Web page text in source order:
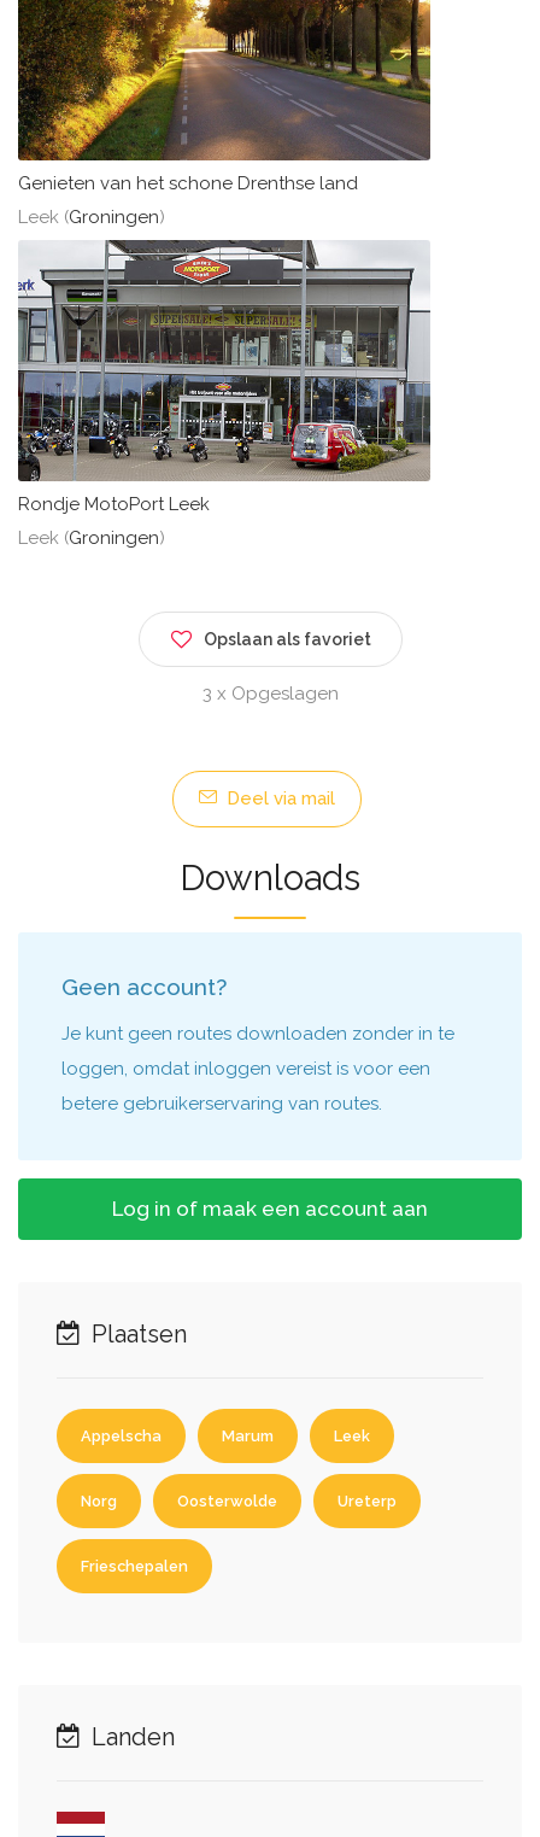
Genieten van het schone Drenthse land
Leek (Groningen)
Rondje MotoPort Leek
Leek (Groningen)
Opslaan als favoriet
3 x Opgeslagen
Deel via mail
Downloads
Geen account?
Je kunt geen routes downloaden zonder in te
loggen, omdat inloggen vereist is voor een
betere gebruikerservaring van routes.
Log in of maak een account aan
Plaatsen
Appelscha Marum Leek
Norg Oosterwolde Ureterp
Frieschepalen
Landen